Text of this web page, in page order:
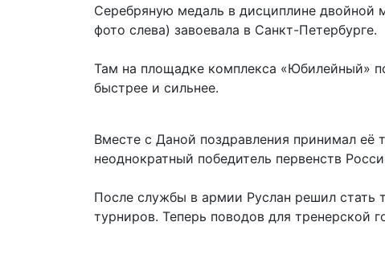
Серебряную медаль в дисциплине двойной
фото слева) завоевала в Санкт-Петербурге.
Там на площадке комплекса «Юбилейный»
быстрее и сильнее.
Вместе с Даной поздравления принимал её
неоднократный победитель первенств
После службы в армии Руслан решил стать
турниров. Теперь поводов для тренерской